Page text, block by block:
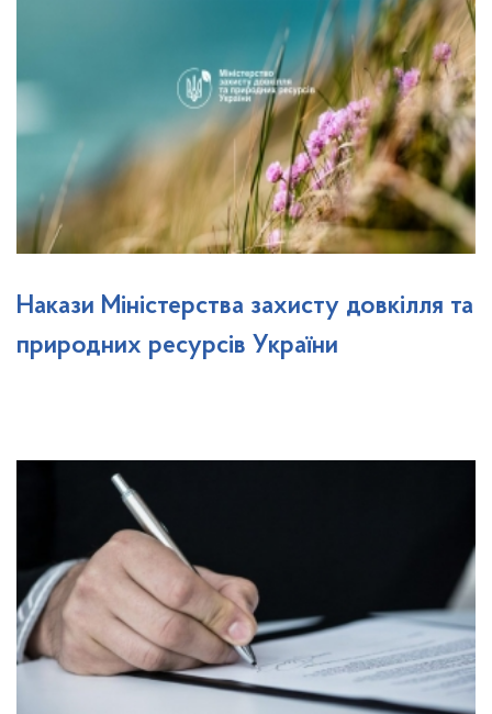
Накази Міністерства захисту довкілля та
природних ресурсів України